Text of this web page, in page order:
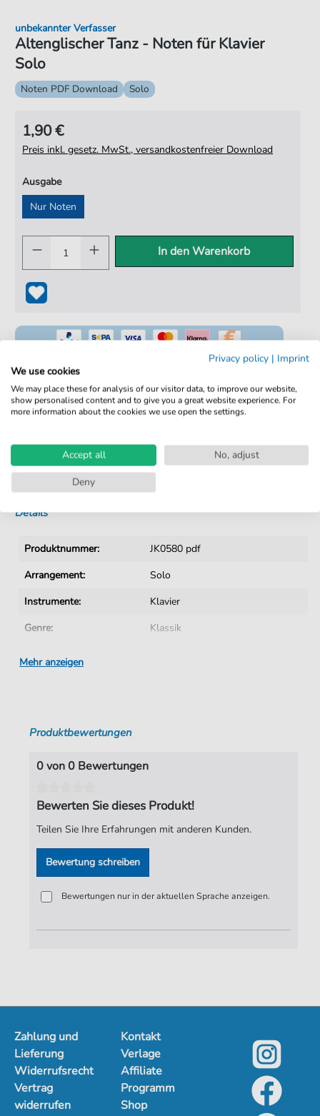
Altenglischer Tanz - Noten für Klavier
Solo
unbekannter Verfasser
Noten PDF Download Solo
1,90 €
Preis inkl. gesetz. MwSt., versandkostenfreier Download
Ausgabe
Nur Noten
In den Warenkorb
100% Legal & Lizenziert
Kein Abo. Fairer Einzelkauf.
Sofortiger Download nach Kauf
Details
Produktnummer:
JK0580 pdf
Arrangement:
Solo
Instrumente:
Klavier
Genre:
Klassik
Ära:
Autoren:
Seiten:
Verlag:
Jürgen Knuth
Mehr anzeigen
Produktbewertungen
0 von 0 Bewertungen
Bewerten Sie dieses Produkt!
Teilen Sie Ihre Erfahrungen mit anderen Kunden.
Bewertung schreiben
Bewertungen nur in der aktuellen Sprache anzeigen.
Zahlung und
Lieferung
Widerrufsrecht
Vertrag
widerrufen
Kontakt
Verlage
Affiliate
Programm
Shop
Privacy policy | Imprint
We use cookies
We may place these for analysis of our visitor data, to improve our website,
show personalised content and to give you a great website experience. For
more information about the cookies we use open the settings.
Accept all
No, adjust
Deny